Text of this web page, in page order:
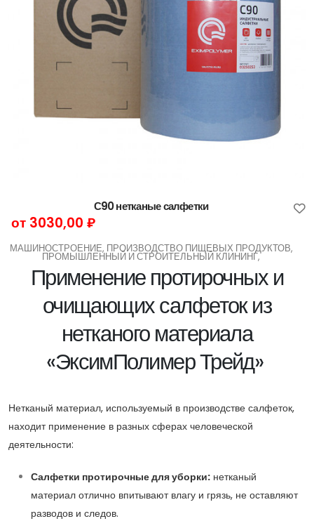
С90 нетканые салфетки
от 3030,00 ₽
МАШИНОСТРОЕНИЕ, ПРОИЗВОДСТВО ПИЩЕВЫХ ПРОДУКТОВ,
ПРОМЫШЛЕННЫЙ И СТРОИТЕЛЬНЫЙ КЛИНИНГ,
Применение протирочных и
очищающих салфеток из
нетканого материала
«ЭксимПолимер Трейд»
Нетканый материал, используемый в производстве салфеток,
находит применение в разных сферах человеческой
деятельности:
Салфетки протирочные для уборки: нетканый
материал отлично впитывают влагу и грязь, не оставляют
разводов и следов.